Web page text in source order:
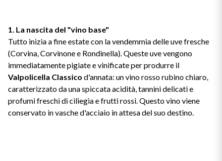
1. La nascita del "vino base"
Tutto inizia a fine estate con la vendemmia delle uve fresche
(Corvina, Corvinone e Rondinella). Queste uve vengono
immediatamente pigiate e vinificate per produrre il
Valpolicella Classico d'annata: un vino rosso rubino chiaro,
caratterizzato da una spiccata acidità, tannini delicati e
profumi freschi di ciliegia e frutti rossi. Questo vino viene
conservato in vasche d'acciaio in attesa del suo destino.